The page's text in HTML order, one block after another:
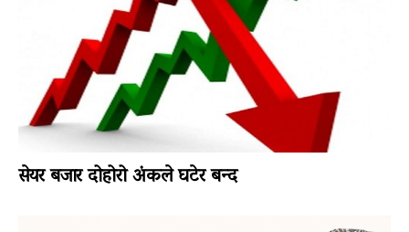
सेयर बजार दोहोरो अंकले घटेर बन्द